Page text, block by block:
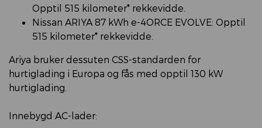
Opptil 515 kilometer* rekkevidde.
Nissan ARIYA 87 kWh e-4ORCE EVOLVE: Opptil
515 kilometer* rekkevidde.
Ariya bruker dessuten CSS-standarden for
hurtiglading i Europa og fås med opptil 130 kW
hurtiglading.
Innebygd AC-lader: